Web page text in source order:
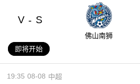
V - S
佛山南狮
即将开始
08-08
19:35 中超